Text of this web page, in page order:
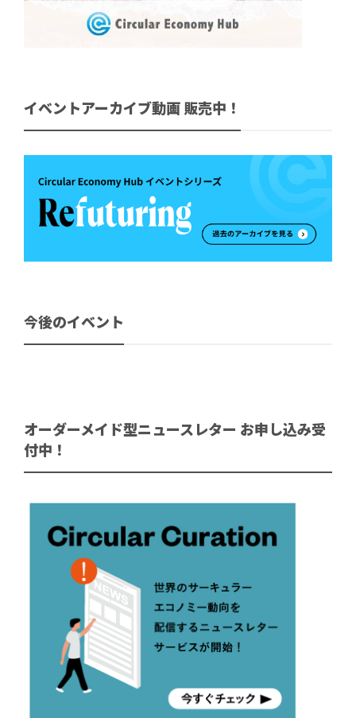
イベントアーカイブ動画 販売中！
今後のイベント
オーダーメイド型ニュースレター お申し込み受
付中！